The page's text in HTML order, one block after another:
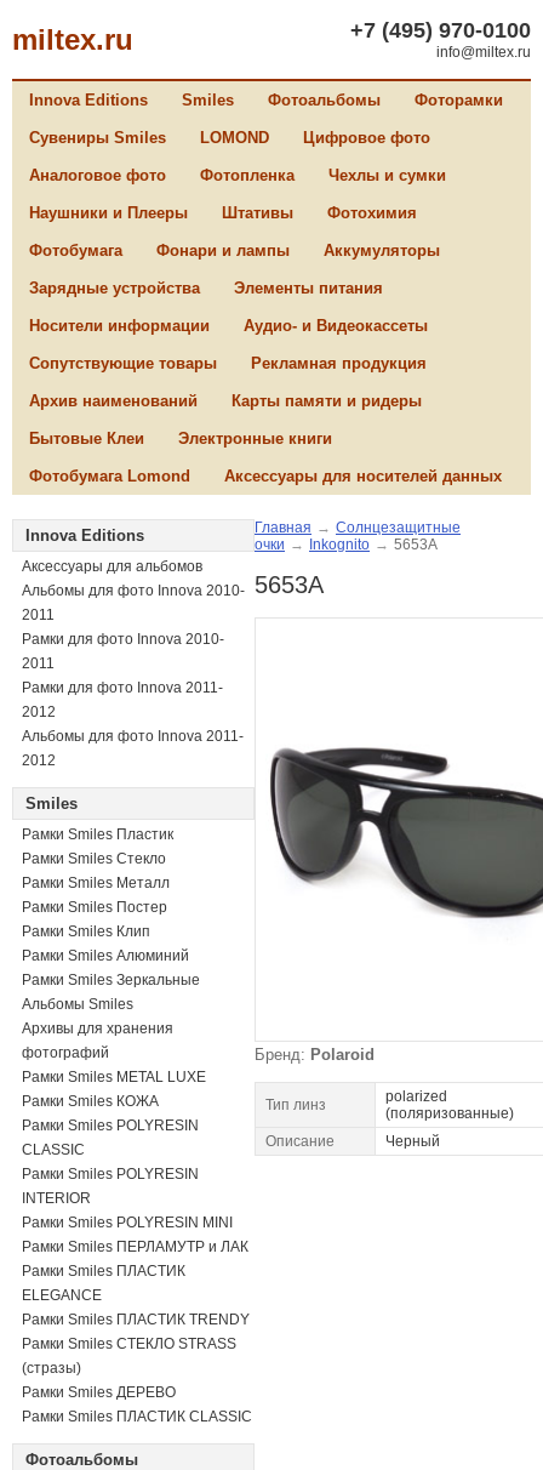
miltex.ru +7 (495) 970-0100
info@miltex.ru
Innova Editions Smiles Фотоальбомы Фоторамки
Сувениры Smiles LOMOND Цифровое фото
Аналоговое фото Фотопленка Чехлы и сумки
Наушники и Плееры Штативы Фотохимия
Фотобумага Фонари и лампы Аккумуляторы
Зарядные устройства Элементы питания
Носители информации Аудио- и Видеокассеты
Сопутствующие товары Рекламная продукция
Архив наименований Карты памяти и ридеры
Бытовые Клеи Электронные книги
Фотобумага Lomond Аксессуары для носителей данных
Innova Editions
Аксессуары для альбомов
Альбомы для фото Innova 2010-
2011
Рамки для фото Innova 2010-
2011
Рамки для фото Innova 2011-
2012
Альбомы для фото Innova 2011-
2012
Smiles
Рамки Smiles Пластик
Рамки Smiles Стекло
Рамки Smiles Металл
Рамки Smiles Постер
Рамки Smiles Клип
Рамки Smiles Алюминий
Рамки Smiles Зеркальные
Альбомы Smiles
Архивы для хранения
фотографий
Рамки Smiles METAL LUXE
Рамки Smiles КОЖА
Рамки Smiles POLYRESIN
CLASSIC
Рамки Smiles POLYRESIN
INTERIOR
Рамки Smiles POLYRESIN MINI
Рамки Smiles ПЕРЛАМУТР и ЛАК
Рамки Smiles ПЛАСТИК
ELEGANCE
Рамки Smiles ПЛАСТИК TRENDY
Рамки Smiles СТЕКЛО STRASS
(стразы)
Рамки Smiles ДЕРЕВО
Рамки Smiles ПЛАСТИК CLASSIC
Фотоальбомы
Главная → Солнцезащитные
очки → Inkognito → 5653A
5653A
Бренд: Polaroid
Тип линз
polarized
(поляризованные)
Описание
Черный